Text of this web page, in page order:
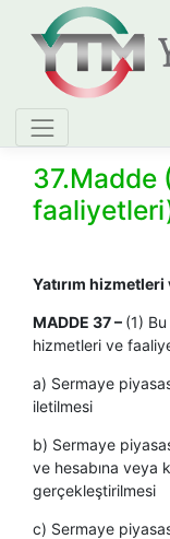
37.Madde
Yatırım
MADDE 37 – (1)
hizmetleri ve
a) Sermaye
iletilmesi
b) Sermaye
ve hesabına veya
gerçekleştirilmesi
c) Sermaye